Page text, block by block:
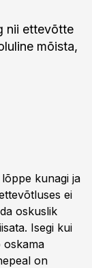
nii ettevõtte
mõista,
kunagi ja
ei
oskuslik
Isegi kui
oskama
on